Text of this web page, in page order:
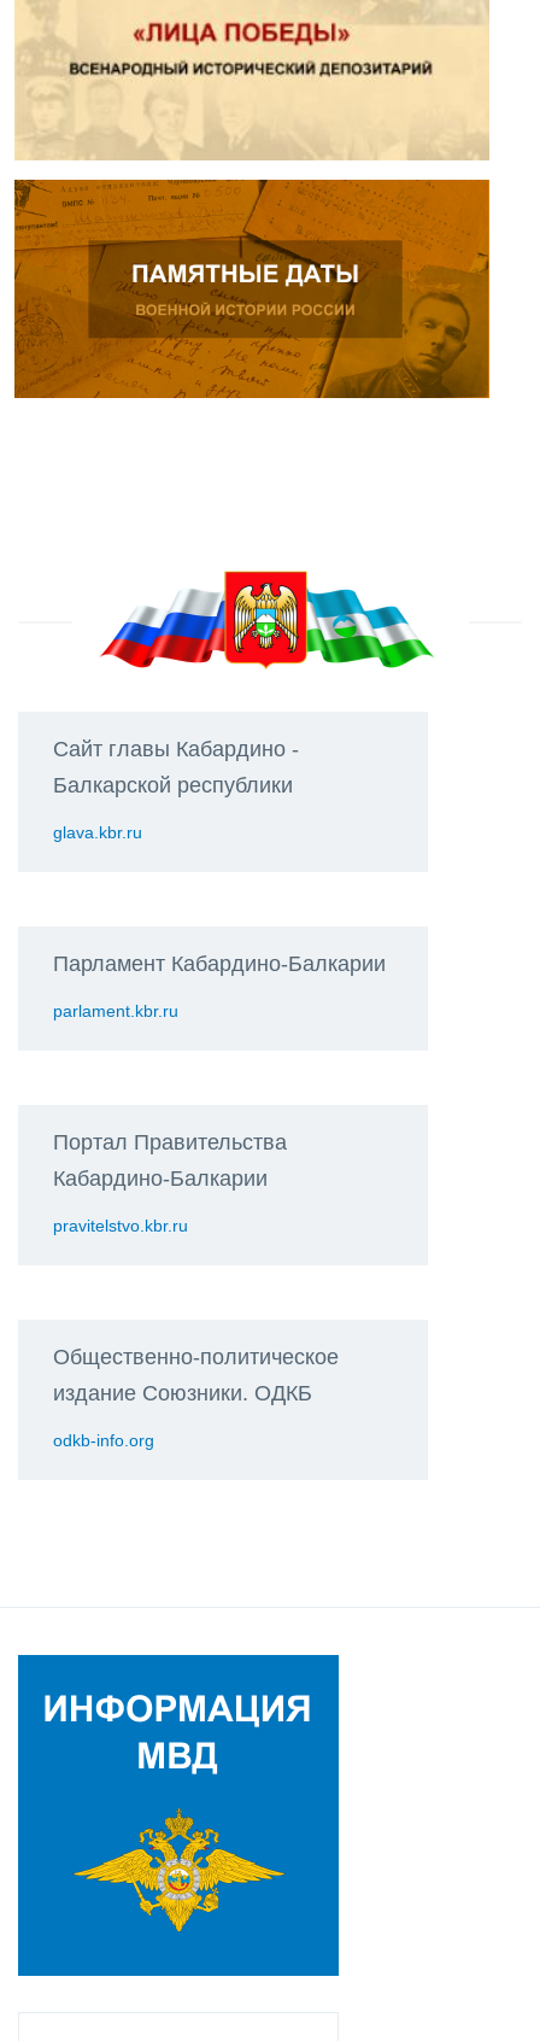
Сайт главы Кабардино -
Балкарской республики
glava.kbr.ru
Парламент Кабардино-Балкарии
parlament.kbr.ru
Портал Правительства
Кабардино-Балкарии
pravitelstvo.kbr.ru
Общественно-политическое
издание Союзники. ОДКБ
odkb-info.org